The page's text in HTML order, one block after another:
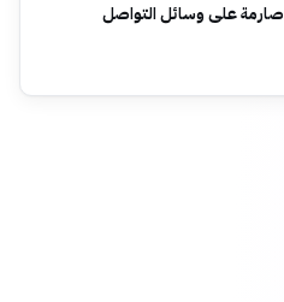
صارمة على وسائل التواصل